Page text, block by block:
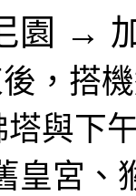
園 →
， 搭
塔與下
皇宮、